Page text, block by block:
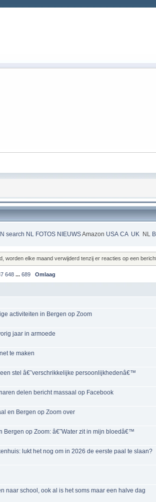
search NL FOTOS NIEUWSAmazon USA CA UK NL
worden elke maand verwijderd tenzij er reacties op een
648 ...689 Omlaag
activiteiten in Bergen op Zoom
jaar in armoede
te maken
stel â€˜verschrikkelijke persoonlijkhedenâ€™
delen bericht massaal op Facebook
en Bergen op Zoom over
Bergen op Zoom: â€˜Water zit in mijn bloedâ€™
lukt het nog om in 2026 de eerste paal te slaan?
naar school, ook al is het soms maar een halve dag